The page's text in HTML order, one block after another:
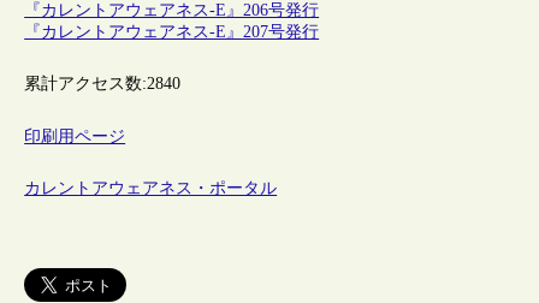
『カレントアウェアネス-E』206号発行
『カレントアウェアネス-E』207号発行
累計アクセス数:2840
印刷用ページ
カレントアウェアネス・ポータル